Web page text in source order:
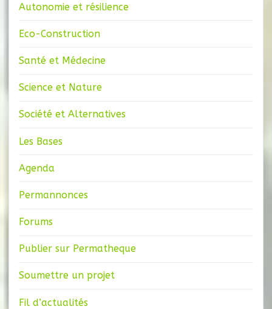
Autonomie et résilience
Eco-Construction
Santé et Médecine
Science et Nature
Société et Alternatives
Les Bases
Agenda
Permannonces
Forums
Publier sur Permatheque
Soumettre un projet
Fil d’actualités